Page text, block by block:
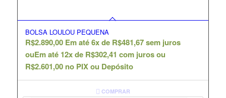
BOLSA LOULOU PEQUENA
R$2.890,00 Em até 6x de R$481,67sem juros
ouEm até 12x de R$302,41 com juros ou
R$2.601,00 no PIX ou Depósito
COMPRAR